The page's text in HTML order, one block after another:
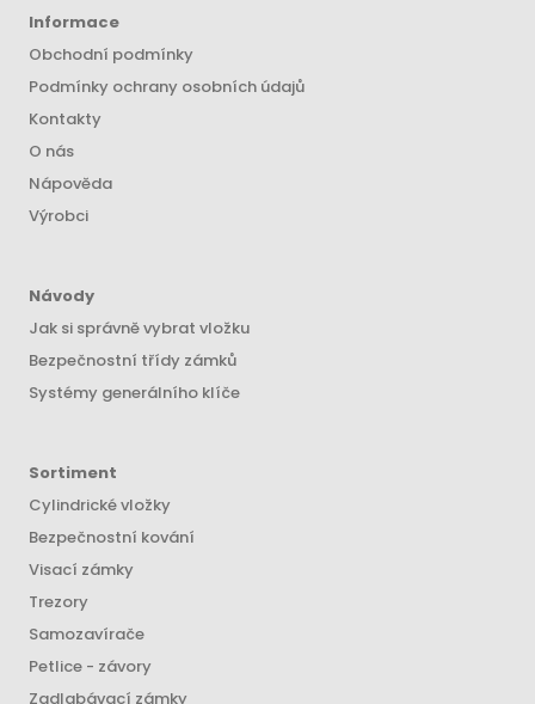
Informace
Obchodní podmínky
Podmínky ochrany osobních údajů
Kontakty
O nás
Nápověda
Výrobci
Návody
Jak si správně vybrat vložku
Bezpečnostní třídy zámků
Systémy generálního klíče
Sortiment
Cylindrické vložky
Bezpečnostní kování
Visací zámky
Trezory
Samozavírače
Petlice - závory
Zadlabávací zámky